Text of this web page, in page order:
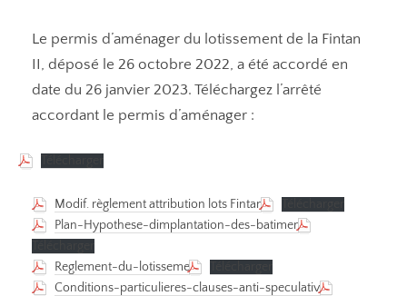
Le permis d’aménager du lotissement de la Fintan
II, déposé le 26 octobre 2022, a été accordé en
date du 26 janvier 2023. Téléchargez l’arrêté
accordant le permis d’aménager :
Modif. règlement attribution lots Fintan 2
Plan-Hypothese-dimplantation-des-batiments
Reglement-du-lotissement
Conditions-particulieres-clauses-anti-speculatives